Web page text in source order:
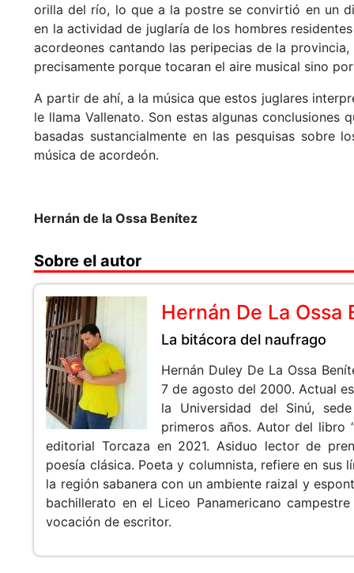
orilla del río, lo que a la postre se convirtió en un
en la actividad de juglaría de los hombres
acordeones cantando las peripecias de la
precisamente porque tocaran el aire musical sino
A partir de ahí, a la música que estos juglares
le llama Vallenato. Son estas algunas conclusiones
basadas sustancialmente en las pesquisas sobre
música de acordeón.
Hernán de la Ossa Benítez
Sobre el autor
Hernán De La Ossa
La bitácora del naufrago
Hernán Duley De La Ossa
7 de agosto del 2000. Actual
la Universidad del Sinú,
primeros años. Autor del libro
editorial Torcaza en 2021. Asiduo lector de
poesía clásica. Poeta y columnista, refiere en sus
la región sabanera con un ambiente raizal y
bachillerato en el Liceo Panamericano
vocación de escritor.